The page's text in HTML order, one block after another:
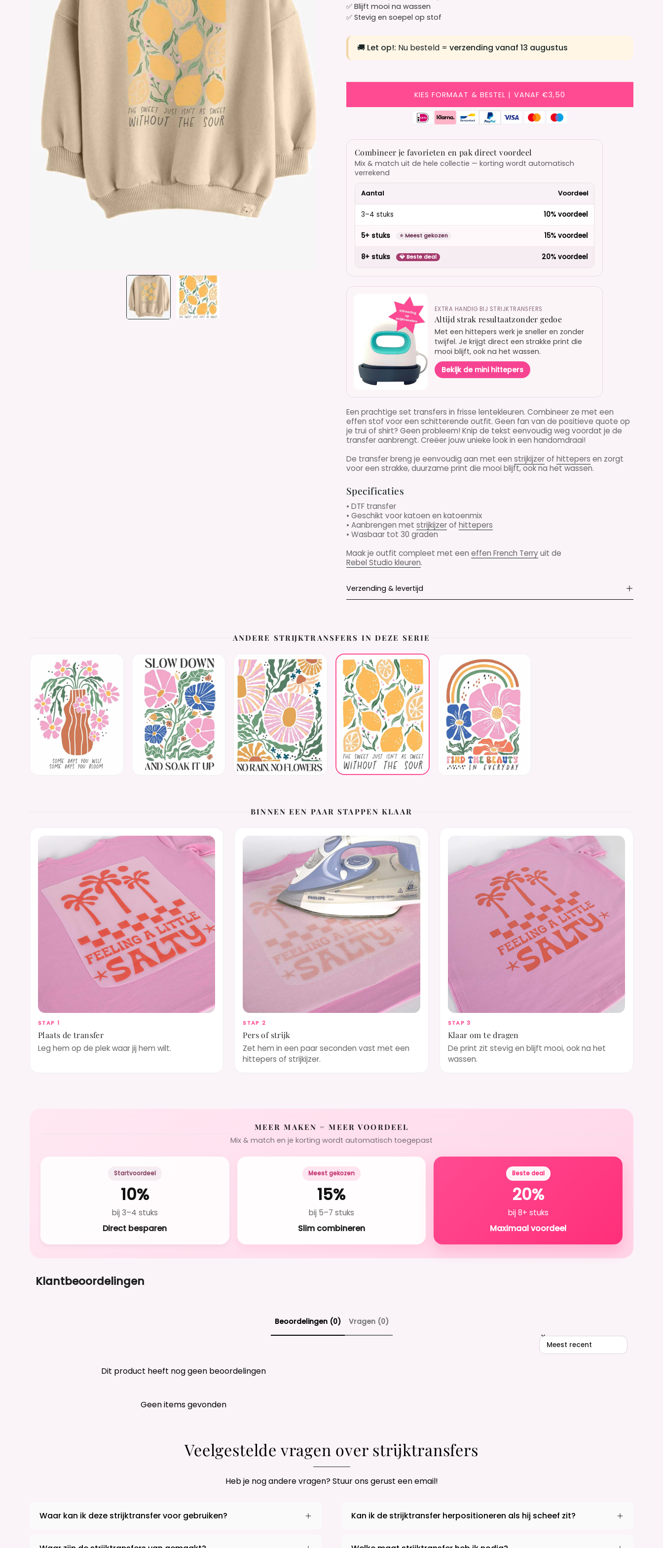
✅ Blijft mooi na wassen
✅ Stevig en soepel op stof
🚚 Let op!: Nu besteld = verzending vanaf 13 augustus
KIES FORMAAT & BESTEL | VANAF €3,50
Combineer je favorieten en pak direct voordeel
Mix & match uit de hele collectie — korting wordt automatisch
verrekend
Aantal Voordeel
3–4 stuks 10% voordeel
5+ stuks ⭐ Meest gekozen 15% voordeel
8+ stuks 💎 Beste deal 20% voordeel
EXTRA HANDIG BIJ STRIJKTRANSFERS
Altijd strak resultaatzonder gedoe
Met een hittepers werk je sneller en zonder
twijfel. Je krijgt direct een strakke print die
mooi blijft, ook na het wassen.
Bekijk de mini hittepers
Een prachtige set transfers in frisse lentekleuren. Combineer ze met een
effen stof voor een schitterende outfit. Geen fan van de positieve quote op
je trui of shirt? Geen probleem! Knip de tekst eenvoudig weg voordat je de
transfer aanbrengt. Creëer jouw unieke look in een handomdraai!
De transfer breng je eenvoudig aan met een strijkijzerof hittepers en zorgt
voor een strakke, duurzame print die mooi blijft, ook na het wassen.
Specificaties
• DTF transfer
• Geschikt voor katoen en katoenmix
• Aanbrengen met strijkijzerof hittepers
• Wasbaar tot 30 graden
Maak je outfit compleet met een effen French Terry uit de
Rebel Studio kleuren.
Verzending & levertijd
ANDERE STRIJKTRANSFERS IN DEZE SERIE
BINNEN EEN PAAR STAPPEN KLAAR
STAP 1
Plaats de transfer
Leg hem op de plek waar jij hem wilt.
STAP 2
Pers of strijk
Zet hem in een paar seconden vast met een
hittepers of strijkijzer.
STAP 3
Klaar om te dragen
De print zit stevig en blijft mooi, ook na het
wassen.
MEER MAKEN = MEER VOORDEEL
Mix & match en je korting wordt automatisch toegepast
Startvoordeel
10%
bij 3–4 stuks
Direct besparen
Meest gekozen
15%
bij 5–7 stuks
Slim combineren
Beste deal
20%
bij 8+ stuks
Maximaal voordeel
Klantbeoordelingen
Beoordelingen (0) Vragen (0)
Sort reviews by
Dit product heeft nog geen beoordelingen
Geen items gevonden
Veelgestelde vragen over strijktransfers
Heb je nog andere vragen? Stuur ons gerust een email!
Waar kan ik deze strijktransfer voor gebruiken? Kan ik de strijktransfer herpositioneren als hij scheef zit?